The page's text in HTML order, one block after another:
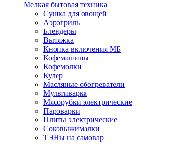
Мелкая бытовая техника
Cушка для овощей
Аэрогриль
Блендеры
Вытяжка
Кнопка включения МБ
Кофемашины
Кофемолки
Кулер
Масляные обогреватели
Мультиварка
Мясорубки электрические
Пароварки
Плиты электрические
Соковыжималки
ТЭНы на самовар